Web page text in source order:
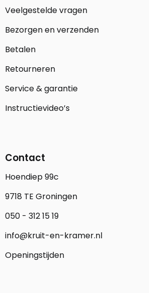
Veelgestelde vragen
Bezorgen en verzenden
Betalen
Retourneren
Service & garantie
Instructievideo’s
Contact
Hoendiep 99c
9718 TE Groningen
050 - 312 15 19
info@kruit-en-kramer.nl
Openingstijden